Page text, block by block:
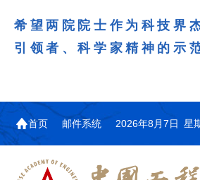
希望两院院士作为科技界
引领者、科学家精神的示
首页 邮件系统 2026年8月7日 星